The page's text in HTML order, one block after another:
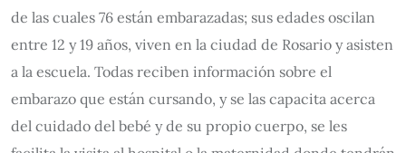
de las cuales 76 están embarazadas; sus edades oscilan
entre 12 y 19 años, viven en la ciudad de Rosario y asisten
a la escuela. Todas reciben información sobre el
embarazo que están cursando, y se las capacita acerca
del cuidado del bebé y de su propio cuerpo, se les